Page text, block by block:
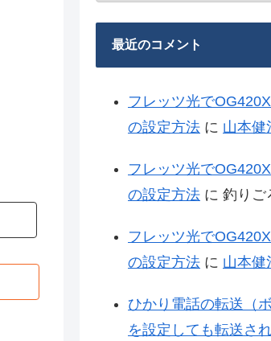
最近のコメント
フレッツ光で
の設定方法 に 山本健
フレッツ光で
の設定方法 に 釣りご
フレッツ光で
の設定方法 に 山本健
ひかり電話の転送（
を設定しても転送さ